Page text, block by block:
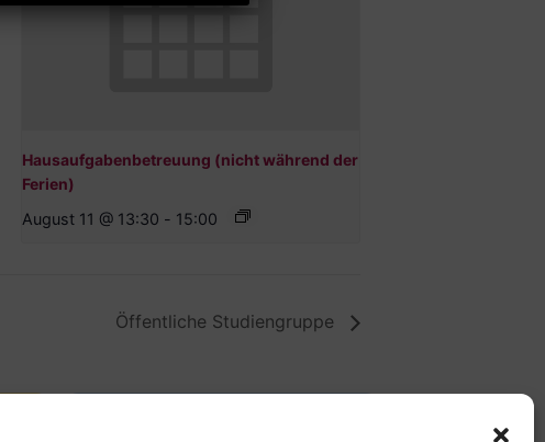
Hausaufgabenbetreuung (nicht während der
Ferien)
August 11 @ 13:30 - 15:00
Öffentliche Studiengruppe